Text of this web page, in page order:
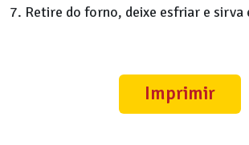
7. Retire do forno, deixe esfriar e sirva
Imprimir